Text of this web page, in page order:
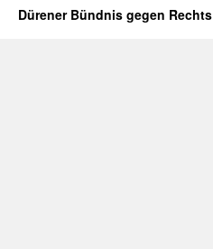
Dürener Bündnis gegen Rechts